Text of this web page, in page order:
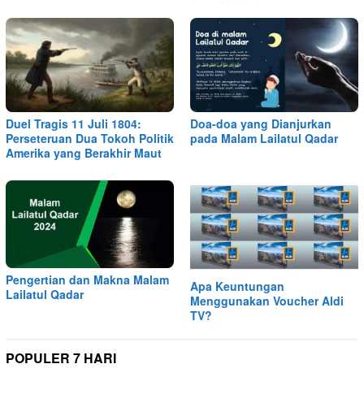
Duel Tragis 11 Juli 1804:
Perseteruan Dua Tokoh Politik
Amerika yang Berakhir Maut
Doa-doa yang Dianjurkan
pada Malam Lailatul Qadar
Pengertian dan Makna Malam
Lailatul Qadar
Apa Keuntungan
Menggunakan Voucher Aldi
TV?
POPULER 7 HARI